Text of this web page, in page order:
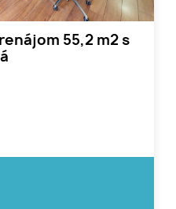
55,2 m2 s